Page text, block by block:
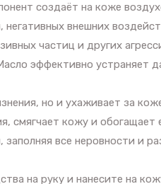
создаёт на коже
внешних
частиц и других
эффективно
но и ухаживает за
смягчает кожу и
все неровности и
на руку и нанесите на